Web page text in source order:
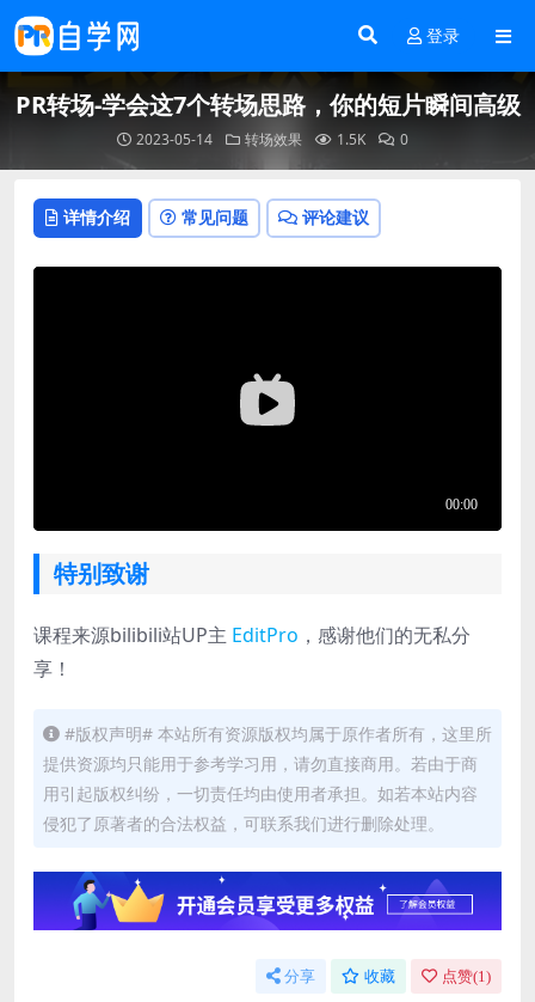
登录
PR转场-学会这7个转场思路，你的短片瞬间高级
2023-05-14 转场效果 1.5K 0
详情介绍 常见问题 评论建议
特别致谢
课程来源bilibili站UP主 EditPro ，感谢他们的无私分
享！
#版权声明# 本站所有资源版权均属于原作者所有，这里所
提供资源均只能用于参考学习用，请勿直接商用。若由于商
用引起版权纠纷，一切责任均由使用者承担。如若本站内容
侵犯了原著者的合法权益，可联系我们进行删除处理。
分享 收藏 点赞(1 )